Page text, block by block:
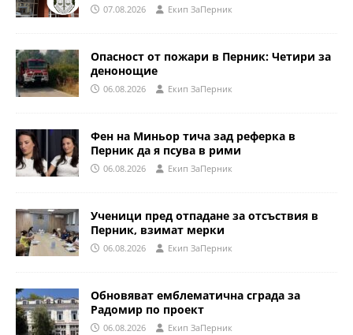
07.08.2026 Eкип ЗаПерник
Опасност от пожари в Перник: Четири за
денонощие
06.08.2026 Eкип ЗаПерник
Фен на Миньор тича зад реферка в
Перник да я псува в рими
06.08.2026 Eкип ЗаПерник
Ученици пред отпадане за отсъствия в
Перник, взимат мерки
06.08.2026 Eкип ЗаПерник
Обновяват емблематична сграда за
Радомир по проект
06.08.2026 Eкип ЗаПерник